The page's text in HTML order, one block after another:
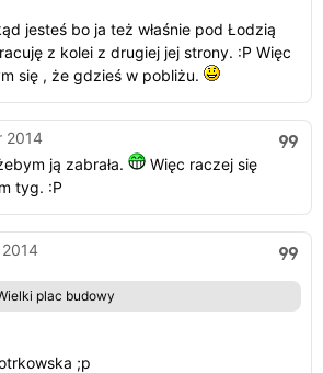
jesteś bo ja też właśnie pod Łodzią
z kolei z drugiej jej strony. :P Więc
się , że gdzieś w pobliżu.
2014
ją zabrała.
Więc raczej się
tyg. :P
2014
plac budowy
;p